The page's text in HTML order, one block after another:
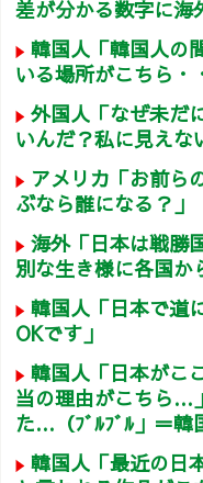
差が分かる数字に海
韓国人「韓国人の
いる場所がこちら・
外国人「なぜ未だ
いんだ？私に見えな
アメリカ「お前ら
ぶなら誰になる？」
海外「日本は戦勝
別な生き様に各国か
韓国人「日本で道
OKです」
韓国人「日本がこ
当の理由がこちら…
た…（ﾌﾞﾙﾌﾞﾙ」＝韓
韓国人「最近の日